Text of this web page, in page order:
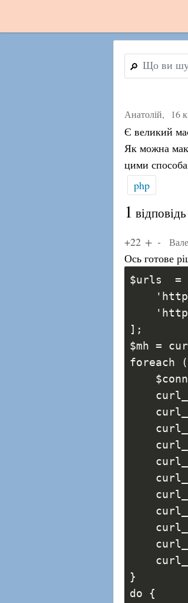
🔎
Анатолій, 16
Є великий
Як можна
цими
php
1 відповідь
+22
Ось готове
$urls  =
];
$mh =
foreach
}
do {